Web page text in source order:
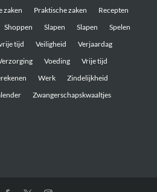
zaken Praktische zaken
Recepten
Shoppen Slapen Slapen
Spelen
tijd Veiligheid
Verjaardag
Voeding
Vrije tijd
Werk
Zindelijkheid
Zwangerschapskwaaltjes